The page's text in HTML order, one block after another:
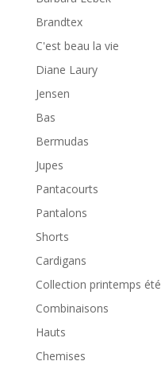
Brandtex
C'est beau la vie
Diane Laury
Jensen
Bas
Bermudas
Jupes
Pantacourts
Pantalons
Shorts
Cardigans
Collection printemps été
Combinaisons
Hauts
Chemises